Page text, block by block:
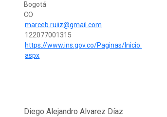
Bogotá
CO
marceb.ruiiz@gmail.com
122077001315
https://www.ins.gov.co/Paginas/Inicio.
aspx
Diego Alejandro Alvarez Díaz